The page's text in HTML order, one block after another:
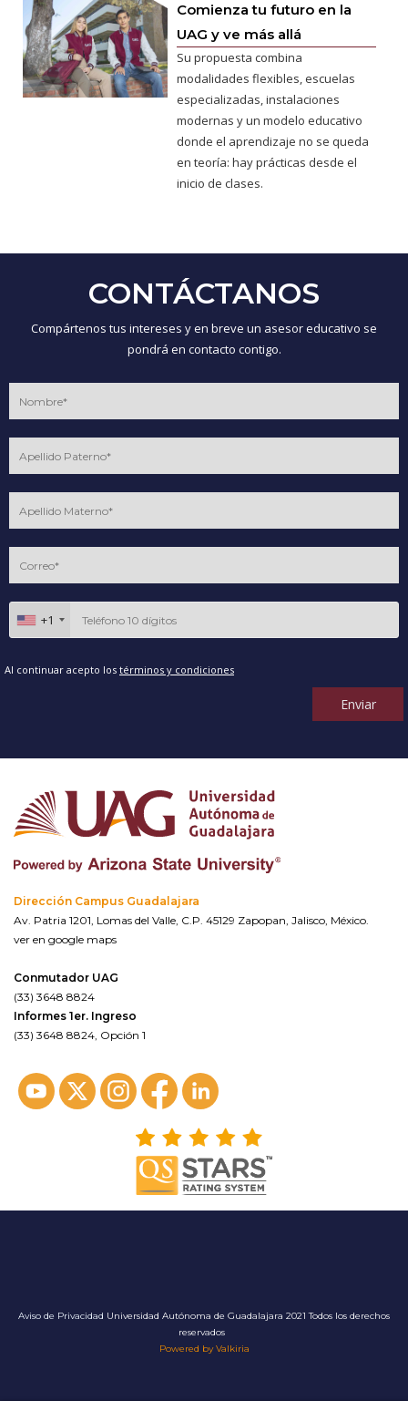
Comienza tu futuro en la
UAG y ve más allá
Su propuesta combina
modalidades flexibles, escuelas
especializadas, instalaciones
modernas y un modelo educativo
donde el aprendizaje no se queda
en teoría: hay prácticas desde el
inicio de clases.
CONTÁCTANOS
Compártenos tus intereses y en breve un asesor educativo se
pondrá en contacto contigo.
+1
Al continuar acepto los términos y condiciones
Enviar
Dirección Campus Guadalajara
Av. Patria 1201, Lomas del Valle, C.P. 45129 Zapopan, Jalisco, México.
ver en google maps
Conmutador UAG
(33) 3648 8824
Informes 1er. Ingreso
(33) 3648 8824, Opción 1
Aviso de Privacidad Universidad Autónoma de Guadalajara 2021 Todos los derechos
reservados
Powered by Valkiria